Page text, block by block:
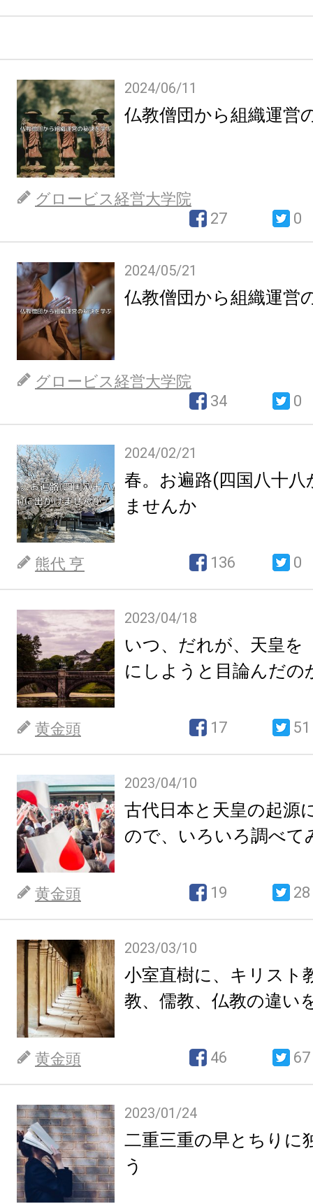
2024/06/11
仏教僧団から組織運営
グロービス経営大学院
27
0
2024/05/21
仏教僧団から組織運営
グロービス経営大学院
34
0
2024/02/21
春。お遍路(四国八十
ませんか
熊代 亨 136 0
2023/04/18
いつ、だれが、天皇を
にしようと目論んだの
黄金頭 17 51
2023/04/10
古代日本と天皇の起源
ので、いろいろ調べて
黄金頭 19 28
2023/03/10
小室直樹に、キリスト
教、儒教、仏教の違い
黄金頭 46 67
2023/01/24
二重三重の早とちりに
う